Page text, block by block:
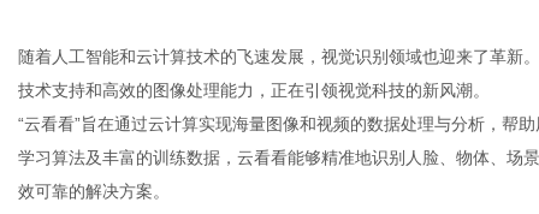
随着人工智能和云计算技术的飞速发展，视觉识别领域也迎来了革新
技术支持和高效的图像处理能力，正在引领视觉科技的新风潮。
“云看看”旨在通过云计算实现海量图像和视频的数据处理与分析，帮
学习算法及丰富的训练数据，云看看能够精准地识别人脸、物体、场
效可靠的解决方案。